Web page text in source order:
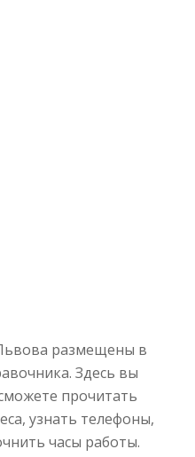
размещены в
Здесь вы
прочитать
узнать телефоны,
часы работы.